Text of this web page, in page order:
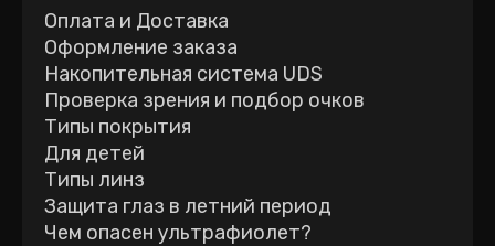
Оплата и Доставка
Оформление заказа
Накопительная система UDS
Проверка зрения и подбор очков
Типы покрытия
Для детей
Типы линз
Защита глаз в летний период
Чем опасен ультрафиолет?